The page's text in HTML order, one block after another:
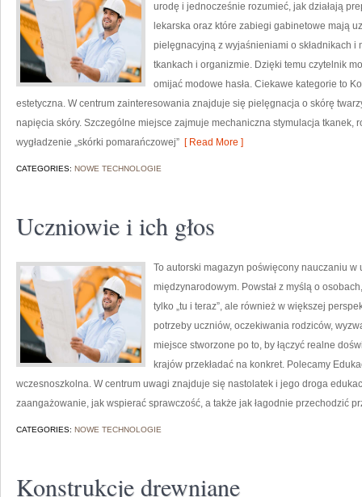
urodę i jednocześnie rozumieć, jak działają
lekarska oraz które zabiegi gabinetowe mają
pielęgnacyjną z wyjaśnieniami o składnikach
tkankach i organizmie. Dzięki temu czytelnik
omijać modowe hasła. Ciekawe kategorie to
estetyczna. W centrum zainteresowania znajduje się pielęgnacja o skórę
napięcia skóry. Szczególne miejsce zajmuje mechaniczna stymulacja tkanek,
wygładzenie „skórki pomarańczowej” [ Read More ]
CATEGORIES: NOWE TECHNOLOGIE
Uczniowie i ich głos
To autorski magazyn poświęcony nauczaniu
międzynarodowym. Powstał z myślą o
tylko „tu i teraz”, ale również w większej
potrzeby uczniów, oczekiwania rodziców,
miejsce stworzone po to, by łączyć realne
krajów przekładać na konkret. Polecamy
wczesnoszkolna. W centrum uwagi znajduje się nastolatek i jego droga
zaangażowanie, jak wspierać sprawczość, a także jak łagodnie przechodzić
CATEGORIES: NOWE TECHNOLOGIE
Konstrukcje drewniane